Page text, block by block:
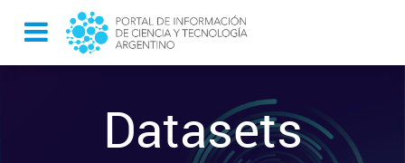
Datasets